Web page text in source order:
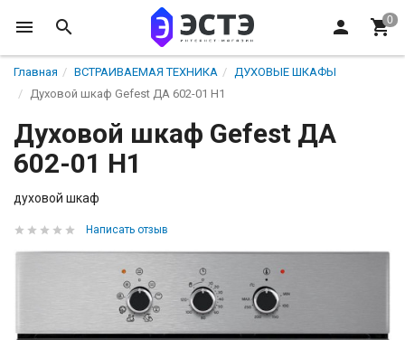
Главная ВСТРАИВАЕМАЯ ТЕХНИКА
ДУХОВЫЕ ШКАФЫ
Духовой шкаф Gefest ДА 602-01 H1
Духовой шкаф Gefest ДА
602-01 H1
духовой шкаф
Написать отзыв